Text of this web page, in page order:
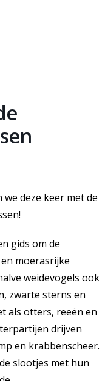
deze keer met de
gids om de
moerasrijke
weidevogels ook
zwarte sterns en
als otters, reeën en
drijven
en krabbenscheer.
slootjes met hun